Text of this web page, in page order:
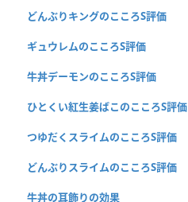
どんぶりキングのこころS評価
ギュウレムのこころS評価
牛丼デーモンのこころS評価
ひとくい紅生姜ばこのこころS評価
つゆだくスライムのこころS評価
どんぶりスライムのこころS評価
牛丼の耳飾りの効果